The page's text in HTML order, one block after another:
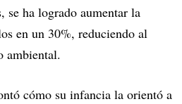
se ha logrado aumentar la
en un 30%, reduciendo al
ambiental.
cómo su infancia la orientó a